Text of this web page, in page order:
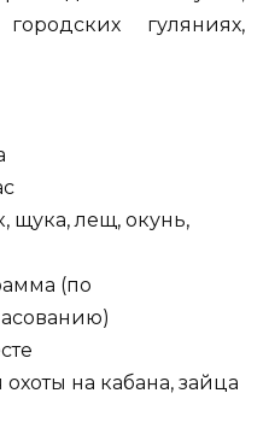
гуляниях,
щука, лещ, окунь,
(по
на кабана, зайца